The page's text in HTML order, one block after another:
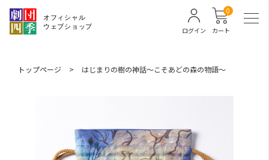
カート
0
ログイン
トップページ > はじまりの樹の神話～こそあどの森の物語～